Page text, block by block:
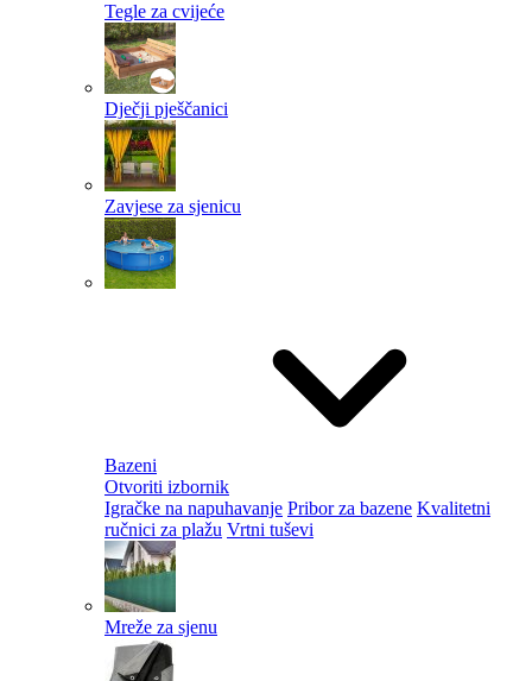
Tegle za cvijeće
Dječji pješčanici
Zavjese za sjenicu
Bazeni
Otvoriti izbornik
Igračke na napuhavanje Pribor za bazene Kvalitetni
ručnici za plažu Vrtni tuševi
Mreže za sjenu